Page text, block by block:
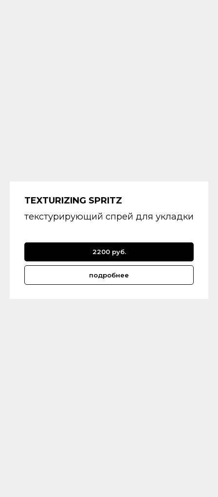
TEXTURIZING SPRITZ
текстурирующий спрей для укладки
2200 руб.
подробнее